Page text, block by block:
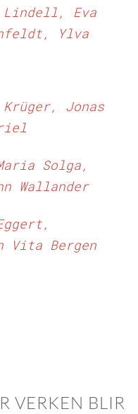
Lindell, Eva
Ylva
Krüger, Jonas
Solga,
Wallander
Vita Bergen
VERKEN BLIR